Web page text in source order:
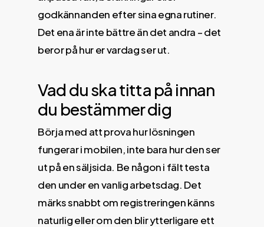
godkännanden efter sina egna rutiner.
Det ena är inte bättre än det andra – det
beror på hur er vardag ser ut.
Vad du ska titta på innan
du bestämmer dig
Börja med att prova hur lösningen
fungerar i mobilen, inte bara hur den ser
ut på en säljsida. Be någon i fält testa
den under en vanlig arbetsdag. Det
märks snabbt om registreringen känns
naturlig eller om den blir ytterligare ett